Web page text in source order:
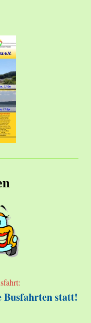
Busfahrten statt!